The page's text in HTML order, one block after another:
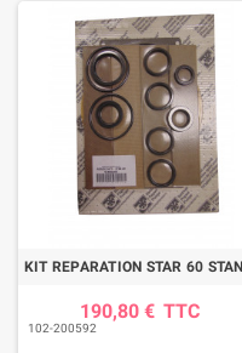
190,80 € TTC
102-200592